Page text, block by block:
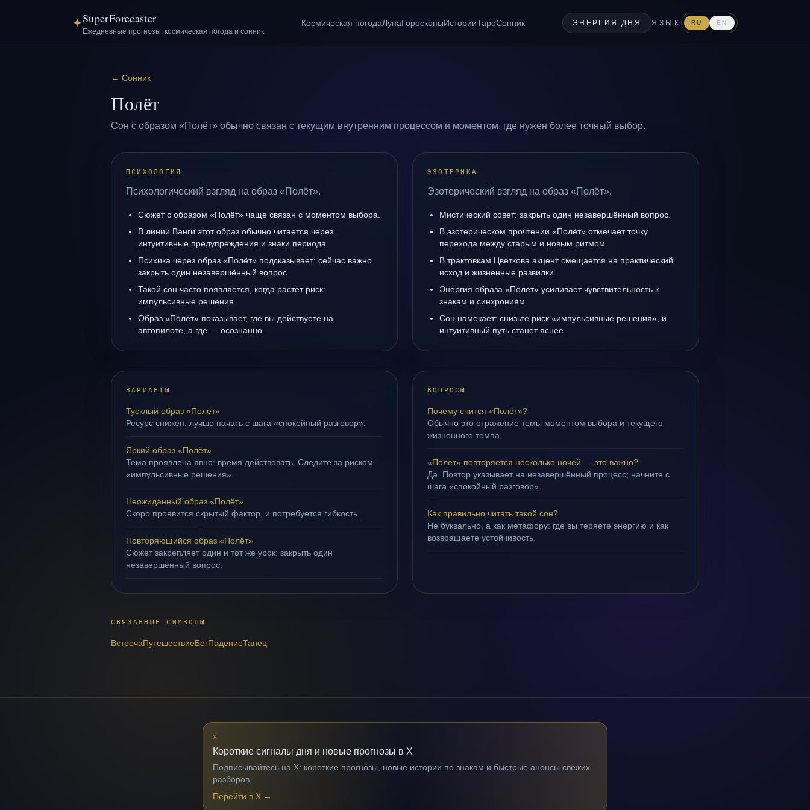
✦SuperForecaster
Ежедневные прогнозы, космическая погода и сонник
Космическая погодаЛунаГороскопыИсторииТароСонник ЭНЕРГИЯ ДНЯ ЯЗЫК RU EN
← Сонник
Полёт
Сон с образом «Полёт» обычно связан с текущим внутренним процессом и моментом, где нужен более точный выбор.
ПСИХОЛОГИЯ
Психологический взгляд на образ «Полёт».
Сюжет с образом «Полёт» чаще связан с моментом выбора.
В линии Ванги этот образ обычно читается через
интуитивные предупреждения и знаки периода.
Психика через образ «Полёт» подсказывает: сейчас важно
закрыть один незавершённый вопрос.
Такой сон часто появляется, когда растёт риск:
импульсивные решения.
Образ «Полёт» показывает, где вы действуете на
автопилоте, а где — осознанно.
ЭЗОТЕРИКА
Эзотерический взгляд на образ «Полёт».
Мистический совет: закрыть один незавершённый вопрос.
В эзотерическом прочтении «Полёт» отмечает точку
перехода между старым и новым ритмом.
В трактовкам Цветкова акцент смещается на практический
исход и жизненные развилки.
Энергия образа «Полёт» усиливает чувствительность к
знакам и синхрониям.
Сон намекает: снизьте риск «импульсивные решения», и
интуитивный путь станет яснее.
ВАРИАНТЫ
Тусклый образ «Полёт»
Ресурс снижен; лучше начать с шага «спокойный разговор».
Яркий образ «Полёт»
Тема проявлена явно: время действовать. Следите за риском
«импульсивные решения».
Неожиданный образ «Полёт»
Скоро проявится скрытый фактор, и потребуется гибкость.
Повторяющийся образ «Полёт»
Сюжет закрепляет один и тот же урок: закрыть один
незавершённый вопрос.
ВОПРОСЫ
Почему снится «Полёт»?
Обычно это отражение темы моментом выбора и текущего
жизненного темпа.
«Полёт» повторяется несколько ночей — это важно?
Да. Повтор указывает на незавершённый процесс; начните с
шага «спокойный разговор».
Как правильно читать такой сон?
Не буквально, а как метафору: где вы теряете энергию и как
возвращаете устойчивость.
СВЯЗАННЫЕ СИМВОЛЫ
ВстречаПутешествиеБегПадениеТанец
X
Короткие сигналы дня и новые прогнозы в X
Подписывайтесь на X: короткие прогнозы, новые истории по знакам и быстрые анонсы свежих
разборов.
Перейти в X →